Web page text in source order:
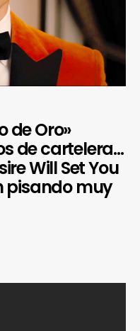
de Oro»
de cartelera…
Will Set You
pisando muy